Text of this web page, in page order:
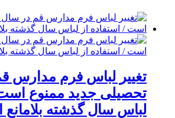
تغییر لباس فرم مدارس
تحصیلی جدید ممنوع است
لباس سال گذشته